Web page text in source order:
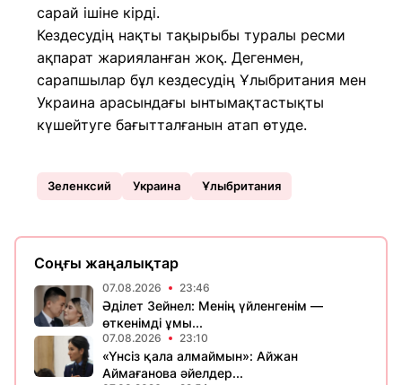
сарай ішіне кірді.
Кездесудің нақты тақырыбы туралы ресми
ақпарат жарияланған жоқ. Дегенмен,
сарапшылар бұл кездесудің Ұлыбритания мен
Украина арасындағы ынтымақтастықты
күшейтуге бағытталғанын атап өтуде.
Зеленксий Украина Ұлыбритания
Соңғы жаңалықтар
07.08.2026 23:46
Әділет Зейнел: Менің үйленгенім —
өткенімді ұмы...
07.08.2026 23:10
«Үнсіз қала алмаймын»: Айжан
Аймағанова әйелдер...